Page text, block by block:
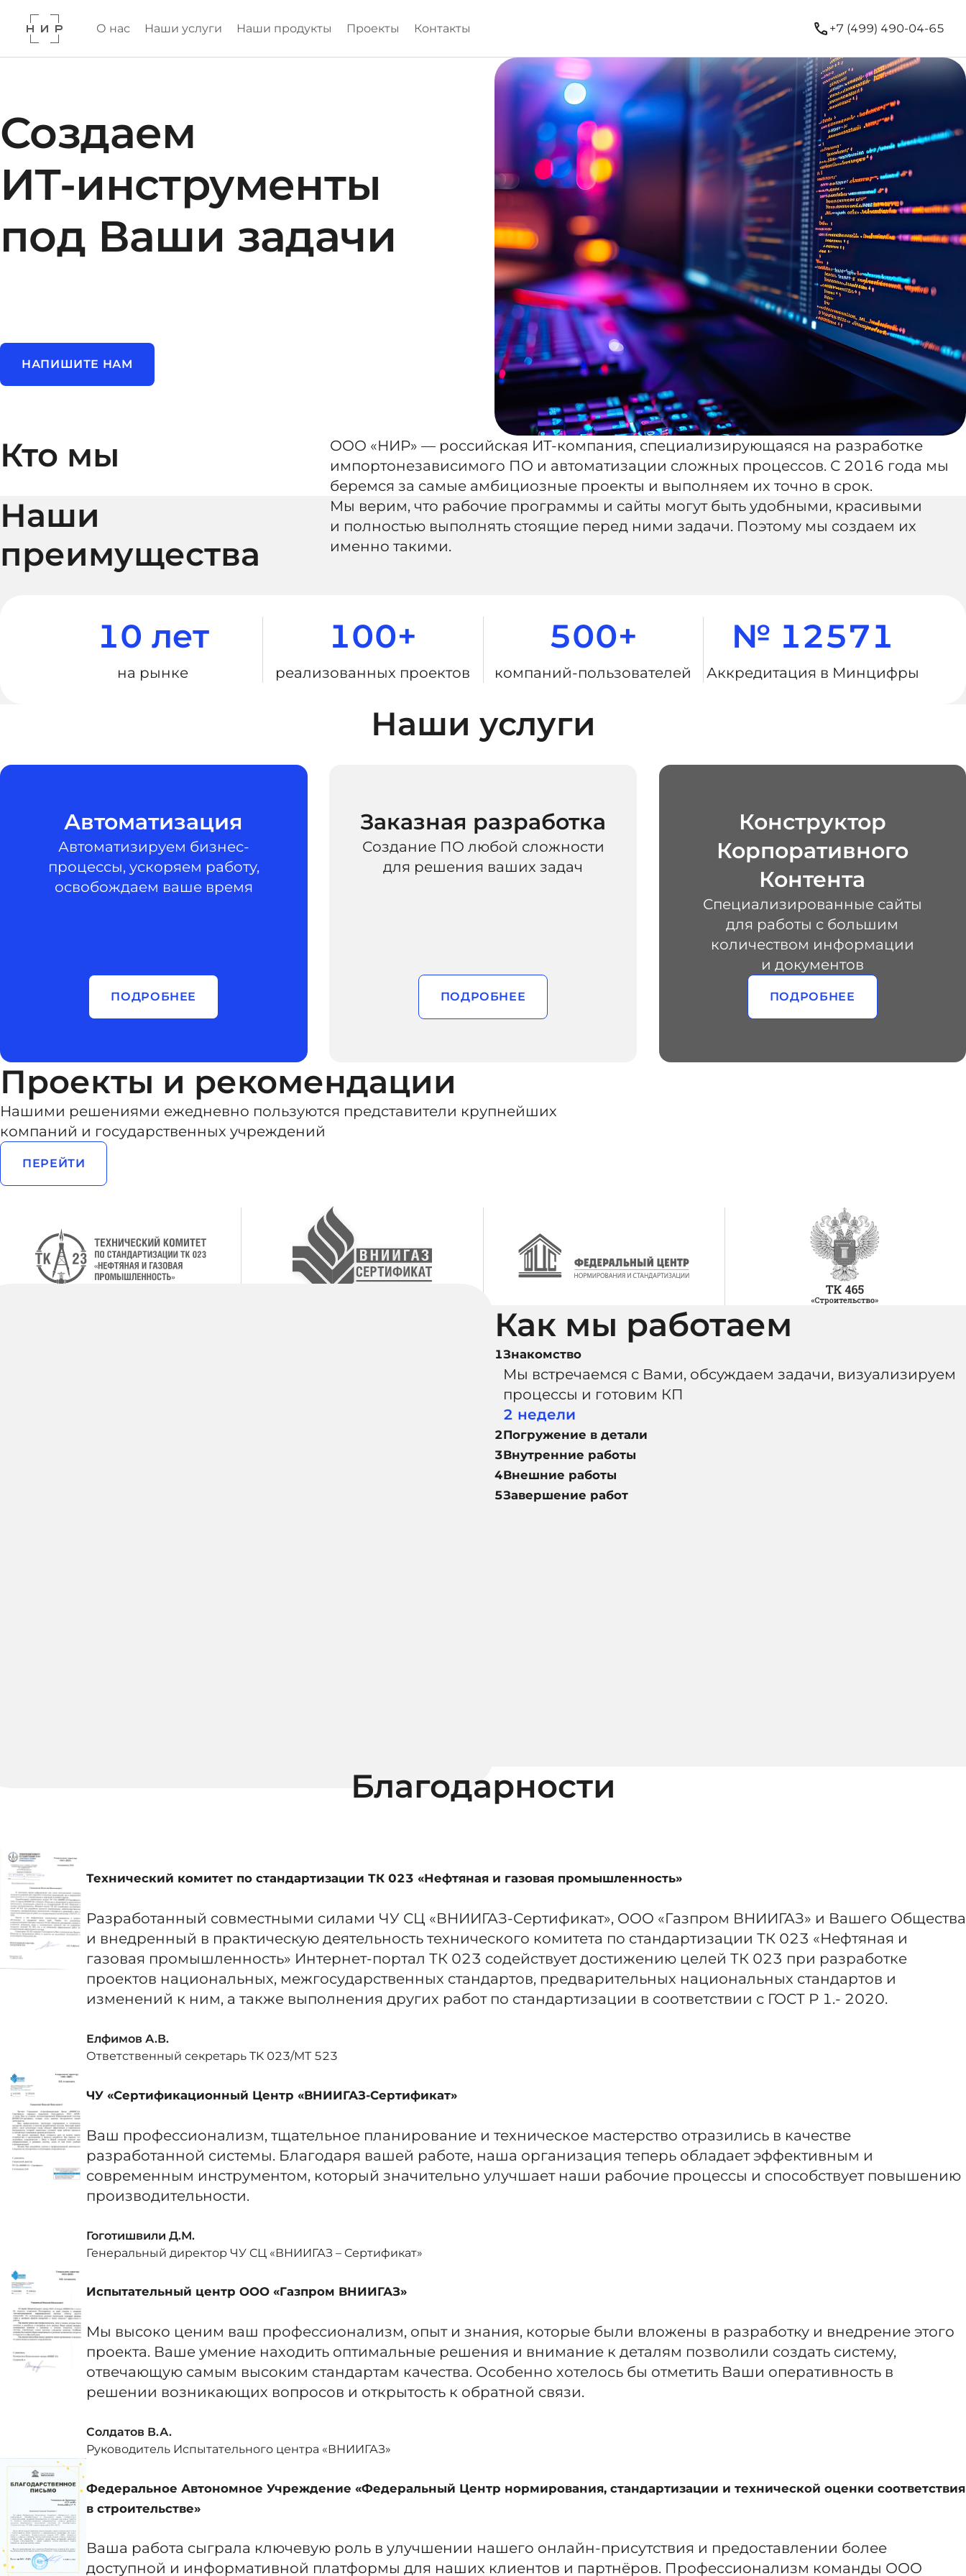
О нас Наши услуги Наши продукты Проекты Контакты +7 (499) 490-04-65
Создаем
ИТ‑инструменты
под Ваши задачи
НАПИШИТЕ НАМ
Кто мы
ООО «НИР» — российская ИТ-компания, специализирующаяся на разработке
импортонезависимого ПО и автоматизации сложных процессов. С 2016 года мы
беремся за самые амбициозные проекты и выполняем их точно в срок.
Наши
преимущества
Мы верим, что рабочие программы и сайты могут быть удобными, красивыми
и полностью выполнять стоящие перед ними задачи. Поэтому мы создаем их
именно такими.
10 лет
на рынке
100+
реализованных проектов
500+
компаний-пользователей
№ 12571
Аккредитация в Минцифры
Наши услуги
Автоматизация
Автоматизируем бизнес-
процессы, ускоряем работу,
освобождаем ваше время
ПОДРОБНЕЕ
Заказная разработка
Создание ПО любой сложности
для решения ваших задач
ПОДРОБНЕЕ
Конструктор
Корпоративного
Контента
Специализированные сайты
для работы с большим
количеством информации
и документов
ПОДРОБНЕЕ
Проекты и рекомендации
Нашими решениями ежедневно пользуются представители крупнейших
компаний и государственных учреждений
ПЕРЕЙТИ
Как мы работаем
1Знакомство
Мы встречаемся с Вами, обсуждаем задачи, визуализируем
процессы и готовим КП
2 недели
2Погружение в детали
3Внутренние работы
4Внешние работы
5Завершение работ
Благодарности
Технический комитет по стандартизации ТК 023 «Нефтяная и газовая промышленность»
Разработанный совместными силами ЧУ СЦ «ВНИИГАЗ-Сертификат», ООО «Газпром ВНИИГАЗ» и Вашего Общества
и внедренный в практическую деятельность технического комитета по стандартизации ТК 023 «Нефтяная и
газовая промышленность» Интернет-портал ТК 023 содействует достижению целей ТК 023 при разработке
проектов национальных, межгосударственных стандартов, предварительных национальных стандартов и
изменений к ним, а также выполнения других работ по стандартизации в соответствии с ГОСТ Р 1.- 2020.
Елфимов А.В.
Ответственный секретарь TK 023/MT 523
ЧУ «Сертификационный Центр «ВНИИГАЗ-Сертификат»
Ваш профессионализм, тщательное планирование и техническое мастерство отразились в качестве
разработанной системы. Благодаря вашей работе, наша организация теперь обладает эффективным и
современным инструментом, который значительно улучшает наши рабочие процессы и способствует повышению
производительности.
Гоготишвили Д.М.
Генеральный директор ЧУ СЦ «ВНИИГАЗ – Сертификат»
Испытательный центр ООО «Газпром ВНИИГАЗ»
Мы высоко ценим ваш профессионализм, опыт и знания, которые были вложены в разработку и внедрение этого
проекта. Ваше умение находить оптимальные решения и внимание к деталям позволили создать систему,
отвечающую самым высоким стандартам качества. Особенно хотелось бы отметить Ваши оперативность в
решении возникающих вопросов и открытость к обратной связи.
Солдатов В.А.
Руководитель Испытательного центра «ВНИИГАЗ»
Федеральное Автономное Учреждение «Федеральный Центр нормирования, стандартизации и технической оценки соответствия
в строительстве»
Ваша работа сыграла ключевую роль в улучшении нашего онлайн-присутствия и предоставлении более
доступной и информативной платформы для наших клиентов и партнёров. Профессионализм команды ООО